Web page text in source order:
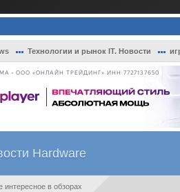
Технологии и рынок IT. Новости
• ООО «ОНЛАЙН ТРЕЙДИНГ» ИНН 7727137650
Hardware
интересное в обзорах